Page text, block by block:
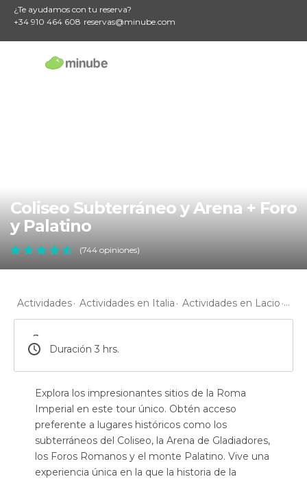
¿Te ayudamos con tu reserva?
+34 910 464 608 reservas@minube.com
Coliseo Subterráneo y Arena + Foro
y Palatino
(744 opiniones)
Actividades Actividades en Italia Actividades en Lacio
Duración 3 hrs.
Explora los impresionantes sitios de la Roma
Imperial en este tour único. Obtén acceso
preferente a lugares históricos como los
subterráneos del Coliseo, la Arena de Gladiadores,
los Foros Romanos y el monte Palatino. Vive una
experiencia única en la que la historia de la